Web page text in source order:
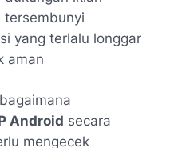
tersembunyi
yang terlalu longgar
aman
Android secara
mengecek